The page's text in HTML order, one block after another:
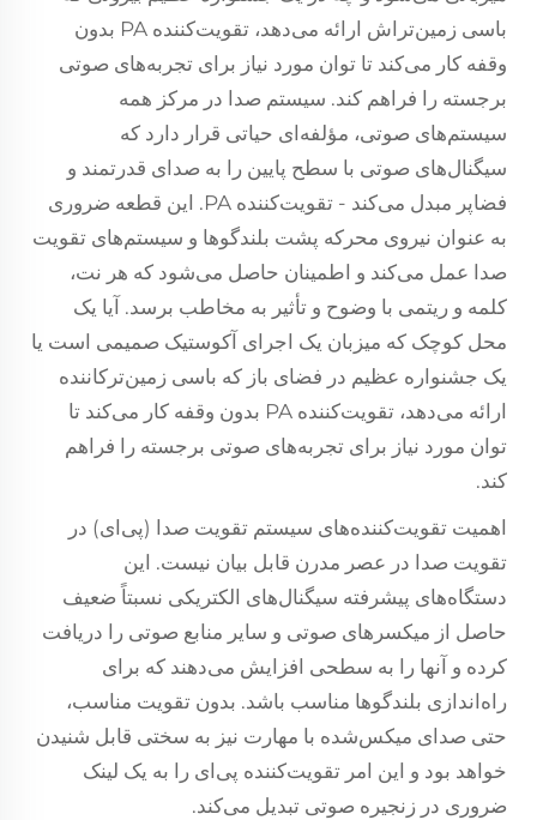
باسی زمین‌تراش ارائه می‌دهد، تقویت‌کننده PA بدون
وقفه کار می‌کند تا توان مورد نیاز برای تجربه‌های صوتی
برجسته را فراهم کند. سیستم صدا در مرکز همه
سیستم‌های صوتی، مؤلفه‌ای حیاتی قرار دارد که
سیگنال‌های صوتی با سطح پایین را به صدای قدرتمند و
فضاپر مبدل می‌کند - تقویت‌کننده PA. این قطعه ضروری
به عنوان نیروی محرکه پشت بلندگوها و سیستم‌های تقویت
صدا عمل می‌کند و اطمینان حاصل می‌شود که هر نت،
کلمه و ریتمی با وضوح و تأثیر به مخاطب برسد. آیا یک
محل کوچک که میزبان یک اجرای آکوستیک صمیمی است یا
یک جشنواره عظیم در فضای باز که باسی زمین‌ترکاننده
ارائه می‌دهد، تقویت‌کننده PA بدون وقفه کار می‌کند تا
توان مورد نیاز برای تجربه‌های صوتی برجسته را فراهم
کند.
اهمیت تقویت‌کننده‌های سیستم تقویت صدا (پی‌ای) در
تقویت صدا در عصر مدرن قابل بیان نیست. این
دستگاه‌های پیشرفته سیگنال‌های الکتریکی نسبتاً ضعیف
حاصل از میکسرهای صوتی و سایر منابع صوتی را دریافت
کرده و آنها را به سطحی افزایش می‌دهند که برای
راه‌اندازی بلندگوها مناسب باشد. بدون تقویت مناسب،
حتی صدای میکس‌شده با مهارت نیز به سختی قابل شنیدن
خواهد بود و این امر تقویت‌کننده پی‌ای را به یک لینک
ضروری در زنجیره صوتی تبدیل می‌کند.